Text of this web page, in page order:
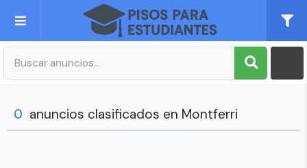
Publica tu Anuncio
0 anuncios clasificados en Montferri